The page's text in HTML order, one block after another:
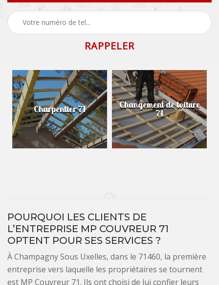
Charpentier 71 Changement de toiture
71
POURQUOI LES CLIENTS DE
L’ENTREPRISE MP COUVREUR 71
OPTENT POUR SES SERVICES ?
À Champagny Sous Uxelles, dans le 71460, la première
entreprise vers laquelle les propriétaires se tournent
est MP Couvreur 71. Ils ont choisi de lui confier leurs